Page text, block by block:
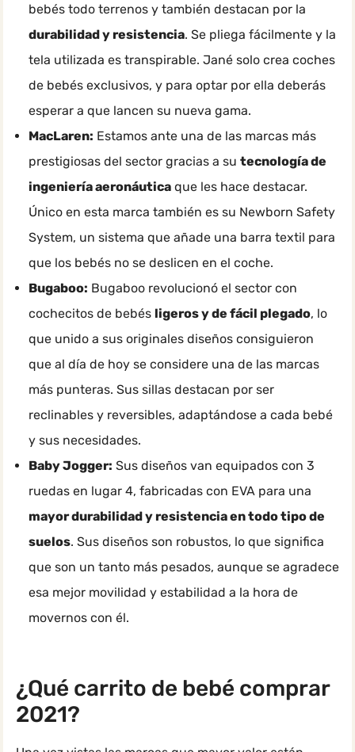
bebés todo terrenos y también destacan por la
durabilidad y resistencia. Se pliega fácilmente y la
tela utilizada es transpirable. Jané solo crea coches
de bebés exclusivos, y para optar por ella deberás
esperar a que lancen su nueva gama.
MacLaren: Estamos ante una de las marcas más
prestigiosas del sector gracias a su tecnología de
ingeniería aeronáutica que les hace destacar.
Único en esta marca también es su Newborn Safety
System, un sistema que añade una barra textil para
que los bebés no se deslicen en el coche.
Bugaboo: Bugaboo revolucionó el sector con
cochecitos de bebés ligeros y de fácil plegado, lo
que unido a sus originales diseños consiguieron
que al día de hoy se considere una de las marcas
más punteras. Sus sillas destacan por ser
reclinables y reversibles, adaptándose a cada bebé
y sus necesidades.
Baby Jogger: Sus diseños van equipados con 3
ruedas en lugar 4, fabricadas con EVA para una
mayor durabilidad y resistencia en todo tipo de
suelos. Sus diseños son robustos, lo que significa
que son un tanto más pesados, aunque se agradece
esa mejor movilidad y estabilidad a la hora de
movernos con él.
¿Qué carrito de bebé comprar
2021?